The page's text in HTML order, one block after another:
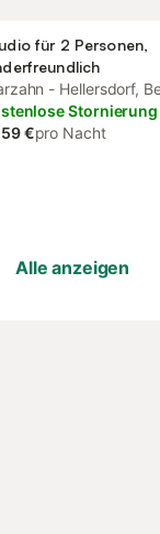
für 2 Personen,
- Hellersdorf,
Stornierung
59 €pro Nacht
Alle anzeigen